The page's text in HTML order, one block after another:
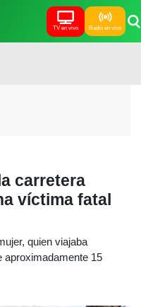
TV en vivo Radio en vivo
carretera
víctima fatal
quien viajaba
aproximadamente 15